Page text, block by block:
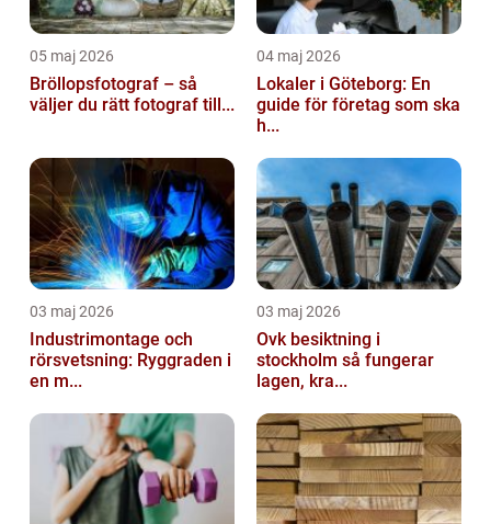
05 maj 2026
Bröllopsfotograf – så
väljer du rätt fotograf till...
04 maj 2026
Lokaler i Göteborg: En
guide för företag som ska
h...
03 maj 2026
Industrimontage och
rörsvetsning: Ryggraden i
en m...
03 maj 2026
Ovk besiktning i
stockholm så fungerar
lagen, kra...